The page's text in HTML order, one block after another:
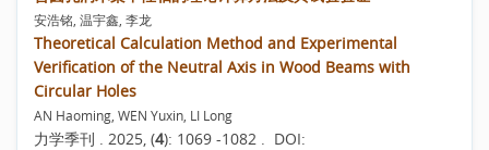
安浩铭, 温宇鑫, 李龙
Theoretical Calculation Method and Experimental
Verification of the Neutral Axis in Wood Beams with
Circular Holes
AN Haoming, WEN Yuxin, LI Long
力学季刊 . 2025, (4): 1069 -1082 . DOI: